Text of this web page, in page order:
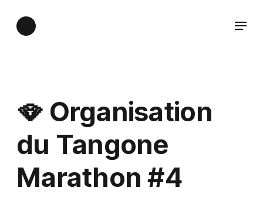
🪭 Organisation
du Tangone
Marathon #4